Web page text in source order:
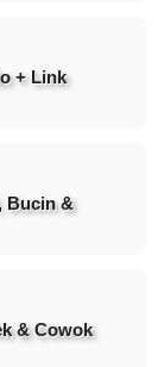
+ Link
Bucin &
& Cowok